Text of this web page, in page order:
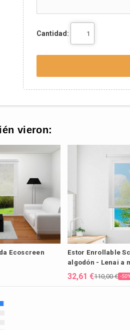
Cantidad:
vieron:
Ecoscreen
Estor Enrollable
algodón - Lenai a
32,61 €110,00 € -